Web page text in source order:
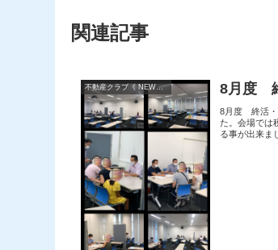
関連記事
不動産クラブ《 NEWS 》 8月度
8月度 終活・
た。会場では
る事が出来ま